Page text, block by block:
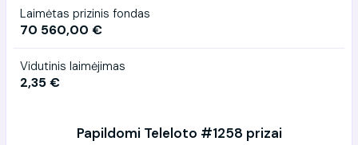
Laimėtas prizinis fondas
70 560,00 €
Vidutinis laimėjimas
2,35 €
Papildomi Teleloto #1258 prizai